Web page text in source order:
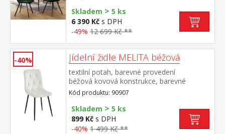
provedení černá židle: sametový potah,
barevné provedení zelená kovová
konstrukce, barevné provedení černá výška
70 × 75 cm rozměr židle (š/h/v) 45 × 53 × 88
cm
Skladem > 5 ks
6 390 Kč s DPH
-49% 12 699 Kč **
-40% Jídelní židle MELITA béžová
textilní potah, barevné provedení
béžová kovová konstrukce, barevné
provedení černá výška sedu 50
cm doporučená nosnost do 120 kg
Kód produktu: 90907
Skladem > 5 ks
899 Kč s DPH
-40% 1 499 Kč **